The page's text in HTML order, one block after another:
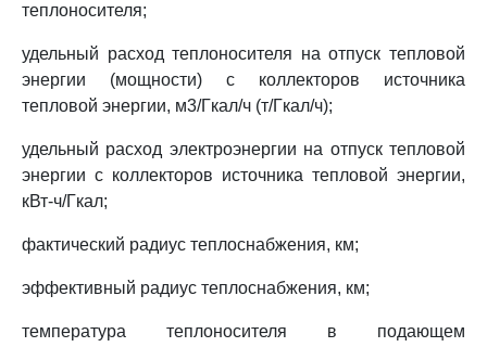
теплоносителя;
удельный расход теплоносителя на отпуск тепловой
энергии (мощности) с коллекторов источника
тепловой энергии, м3/Гкал/ч (т/Гкал/ч);
удельный расход электроэнергии на отпуск тепловой
энергии с коллекторов источника тепловой энергии,
кВт-ч/Гкал;
фактический радиус теплоснабжения, км;
эффективный радиус теплоснабжения, км;
температура теплоносителя в подающем